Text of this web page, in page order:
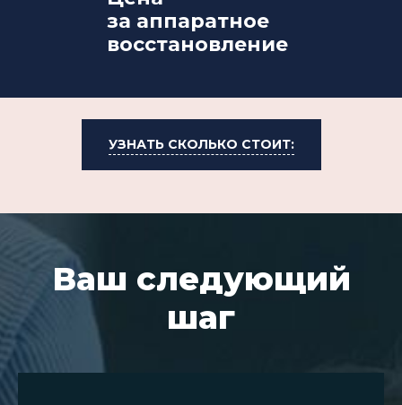
за аппаратное
восстановление
УЗНАТЬ СКОЛЬКО СТОИТ:
Ваш следующий
шаг